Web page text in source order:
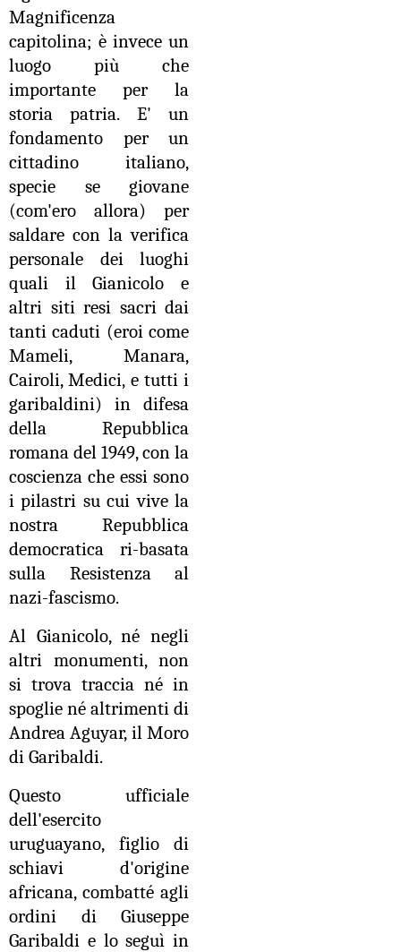
Magnificenza
capitolina; è invece un
luogo più che
importante per la
storia patria. E' un
fondamento per un
cittadino italiano,
specie se giovane
(com'ero allora) per
saldare con la verifica
personale dei luoghi
quali il Gianicolo e
altri siti resi sacri dai
tanti caduti (eroi come
Mameli, Manara,
Cairoli, Medici, e tutti i
garibaldini) in difesa
della Repubblica
romana del 1949, con la
coscienza che essi sono
i pilastri su cui vive la
nostra Repubblica
democratica ri-basata
sulla Resistenza al
nazi-fascismo.
Al Gianicolo, né negli
altri monumenti, non
si trova traccia né in
spoglie né altrimenti di
Andrea Aguyar, il Moro
di Garibaldi.
Questo ufficiale
dell'esercito
uruguayano, figlio di
schiavi d'origine
africana, combatté agli
ordini di Giuseppe
Garibaldi e lo seguì in